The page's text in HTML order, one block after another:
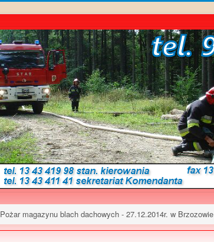
Pożar magazynu blach dachowych - 27.12.2014r. w Brzozowie